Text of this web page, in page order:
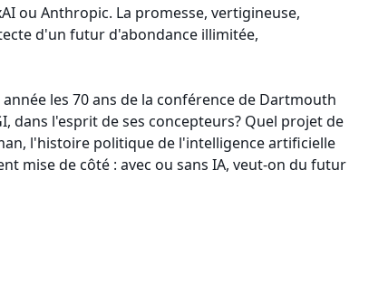
ou Anthropic. La promesse, vertigineuse,
d'un futur d'abondance illimitée,
les 70 ans de la conférence de Dartmouth
l'esprit de ses concepteurs? Quel projet de
l'histoire politique de l'intelligence artificielle
mise de côté : avec ou sans IA, veut-on du futur